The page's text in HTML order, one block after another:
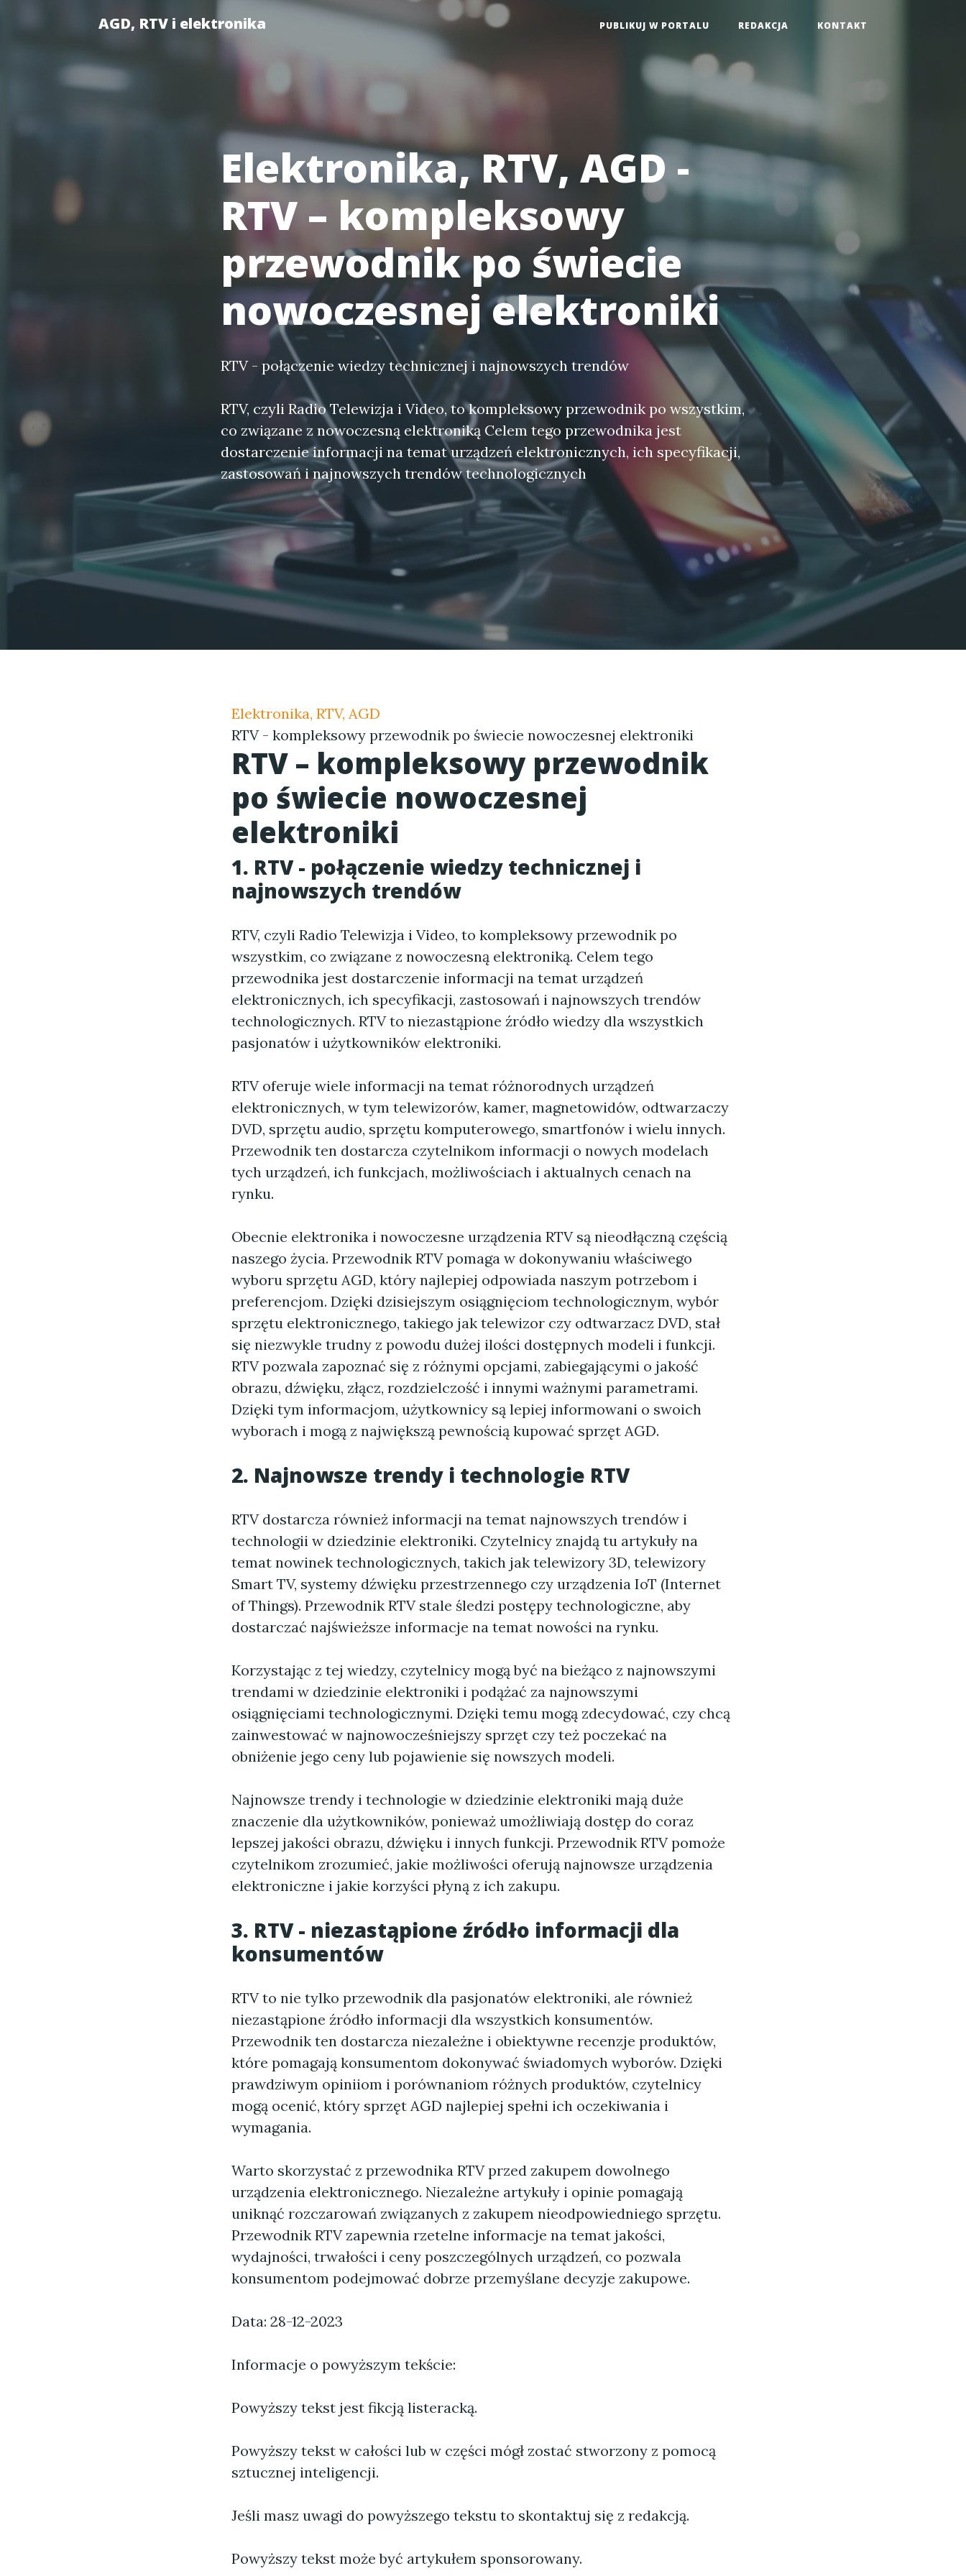
AGD, RTV i elektronika PUBLIKUJ W PORTALU REDAKCJA KONTAKT
Elektronika, RTV, AGD -
RTV – kompleksowy
przewodnik po świecie
nowoczesnej elektroniki
RTV - połączenie wiedzy technicznej i najnowszych trendów
RTV, czyli Radio Telewizja i Video, to kompleksowy przewodnik po wszystkim,
co związane z nowoczesną elektroniką Celem tego przewodnika jest
dostarczenie informacji na temat urządzeń elektronicznych, ich specyfikacji,
zastosowań i najnowszych trendów technologicznych
Elektronika, RTV, AGD
RTV - kompleksowy przewodnik po świecie nowoczesnej elektroniki
RTV – kompleksowy przewodnik
po świecie nowoczesnej
elektroniki
1. RTV - połączenie wiedzy technicznej i
najnowszych trendów
RTV, czyli Radio Telewizja i Video, to kompleksowy przewodnik po
wszystkim, co związane z nowoczesną elektroniką. Celem tego
przewodnika jest dostarczenie informacji na temat urządzeń
elektronicznych, ich specyfikacji, zastosowań i najnowszych trendów
technologicznych. RTV to niezastąpione źródło wiedzy dla wszystkich
pasjonatów i użytkowników elektroniki.
RTV oferuje wiele informacji na temat różnorodnych urządzeń
elektronicznych, w tym telewizorów, kamer, magnetowidów, odtwarzaczy
DVD, sprzętu audio, sprzętu komputerowego, smartfonów i wielu innych.
Przewodnik ten dostarcza czytelnikom informacji o nowych modelach
tych urządzeń, ich funkcjach, możliwościach i aktualnych cenach na
rynku.
Obecnie elektronika i nowoczesne urządzenia RTV są nieodłączną częścią
naszego życia. Przewodnik RTV pomaga w dokonywaniu właściwego
wyboru sprzętu AGD, który najlepiej odpowiada naszym potrzebom i
preferencjom. Dzięki dzisiejszym osiągnięciom technologicznym, wybór
sprzętu elektronicznego, takiego jak telewizor czy odtwarzacz DVD, stał
się niezwykle trudny z powodu dużej ilości dostępnych modeli i funkcji.
RTV pozwala zapoznać się z różnymi opcjami, zabiegającymi o jakość
obrazu, dźwięku, złącz, rozdzielczość i innymi ważnymi parametrami.
Dzięki tym informacjom, użytkownicy są lepiej informowani o swoich
wyborach i mogą z największą pewnością kupować sprzęt AGD.
2. Najnowsze trendy i technologie RTV
RTV dostarcza również informacji na temat najnowszych trendów i
technologii w dziedzinie elektroniki. Czytelnicy znajdą tu artykuły na
temat nowinek technologicznych, takich jak telewizory 3D, telewizory
Smart TV, systemy dźwięku przestrzennego czy urządzenia IoT (Internet
of Things). Przewodnik RTV stale śledzi postępy technologiczne, aby
dostarczać najświeższe informacje na temat nowości na rynku.
Korzystając z tej wiedzy, czytelnicy mogą być na bieżąco z najnowszymi
trendami w dziedzinie elektroniki i podążać za najnowszymi
osiągnięciami technologicznymi. Dzięki temu mogą zdecydować, czy chcą
zainwestować w najnowocześniejszy sprzęt czy też poczekać na
obniżenie jego ceny lub pojawienie się nowszych modeli.
Najnowsze trendy i technologie w dziedzinie elektroniki mają duże
znaczenie dla użytkowników, ponieważ umożliwiają dostęp do coraz
lepszej jakości obrazu, dźwięku i innych funkcji. Przewodnik RTV pomoże
czytelnikom zrozumieć, jakie możliwości oferują najnowsze urządzenia
elektroniczne i jakie korzyści płyną z ich zakupu.
3. RTV - niezastąpione źródło informacji dla
konsumentów
RTV to nie tylko przewodnik dla pasjonatów elektroniki, ale również
niezastąpione źródło informacji dla wszystkich konsumentów.
Przewodnik ten dostarcza niezależne i obiektywne recenzje produktów,
które pomagają konsumentom dokonywać świadomych wyborów. Dzięki
prawdziwym opiniiom i porównaniom różnych produktów, czytelnicy
mogą ocenić, który sprzęt AGD najlepiej spełni ich oczekiwania i
wymagania.
Warto skorzystać z przewodnika RTV przed zakupem dowolnego
urządzenia elektronicznego. Niezależne artykuły i opinie pomagają
uniknąć rozczarowań związanych z zakupem nieodpowiedniego sprzętu.
Przewodnik RTV zapewnia rzetelne informacje na temat jakości,
wydajności, trwałości i ceny poszczególnych urządzeń, co pozwala
konsumentom podejmować dobrze przemyślane decyzje zakupowe.
Data: 28-12-2023
Informacje o powyższym tekście:
Powyższy tekst jest fikcją listeracką.
Powyższy tekst w całości lub w części mógł zostać stworzony z pomocą
sztucznej inteligencji.
Jeśli masz uwagi do powyższego tekstu to skontaktuj się z redakcją.
Powyższy tekst może być artykułem sponsorowany.